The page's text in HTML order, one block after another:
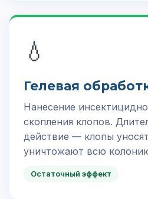
💧
Гелевая
Нанесение
скопления клопов.
действие — клопы
уничтожают всю
Остаточный эффект